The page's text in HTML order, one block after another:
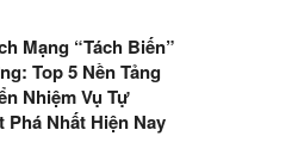
Mạng “Tách Biến”
Top 5 Nền Tảng
Nhiệm Vụ Tự
Phá Nhất Hiện Nay